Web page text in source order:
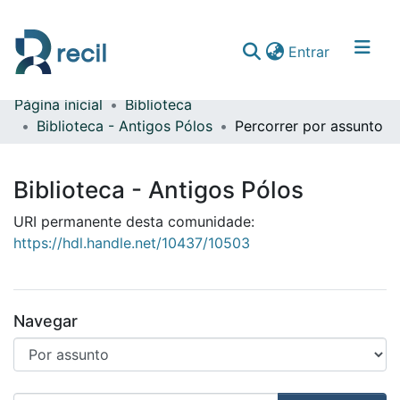
Entrar(current)
Comunidades & Coleções
Página inicial
Biblioteca
Biblioteca - Antigos Pólos
Percorrer por assunto
Biblioteca - Antigos Pólos
URI permanente desta comunidade:
https://hdl.handle.net/10437/10503
Navegar